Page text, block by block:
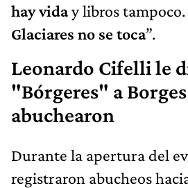
hay viday libros tampoco.
Glaciares no se toca”.
Leonardo Cifelli le
"Bórgeres" a
abuchearon
Durante la apertura del
registraron abucheos